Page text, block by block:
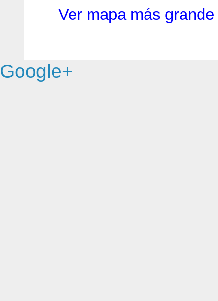
Ver mapa más grande
Google+